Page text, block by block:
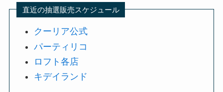
直近の抽選販売スケジュール
クーリア公式
パーティリコ
ロフト各店
キデイランド